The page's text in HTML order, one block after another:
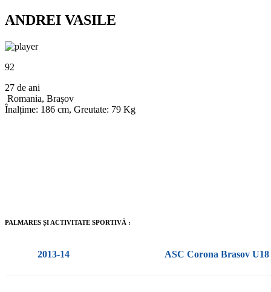
ANDREI VASILE
92
27 de ani
Romania, Brașov
Înalțime: 186 cm, Greutate: 79 Kg
PALMARES ȘI ACTIVITATE SPORTIVĂ :
2013-14 ASC Corona Brasov U18